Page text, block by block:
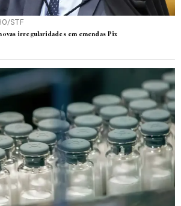
STF
irregularidades em emendas Pix